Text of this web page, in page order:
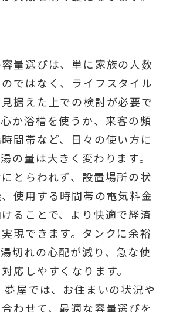
量選びは、単に家族の人数
ではなく、ライフスタイル
据えた上での検討が必要で
か浴槽を使うか、来客の頻
間帯など、日々の使い方に
の量は大きく変わります。
とらわれず、設置場所の状
使用する時間帯の電気料金
ることで、より快適で経済
現できます。タンクに余裕
切れの心配が減り、急な使
応しやすくなります。
夢屋では、お住まいの状況や
わせて、最適な容量選びを